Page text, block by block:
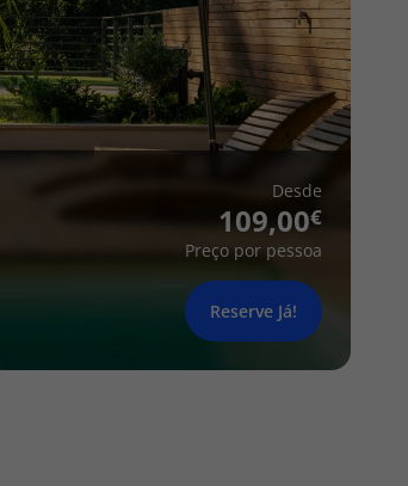
Desde
109,00
Preço por pessoa
Reserve Já!